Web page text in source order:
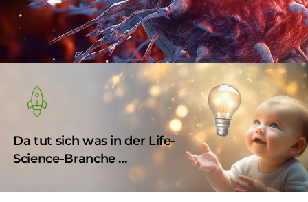
Da tut sich was in der Life-
Science-Branche …